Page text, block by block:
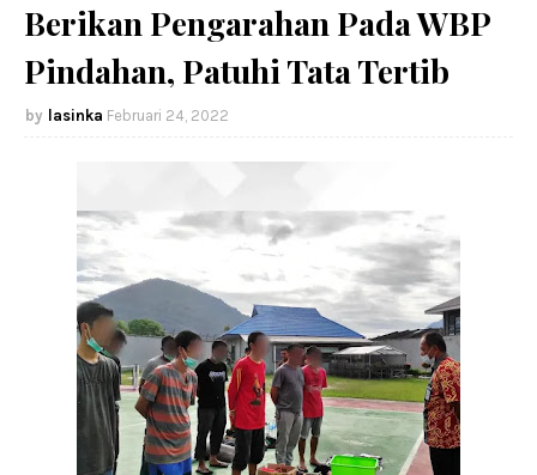
Berikan Pengarahan Pada WBP
Pindahan, Patuhi Tata Tertib
lasinka Februari 24, 2022